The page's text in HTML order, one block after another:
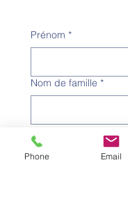
Prénom *
Nom de famille *
Numéro de téléphone
Phone Email